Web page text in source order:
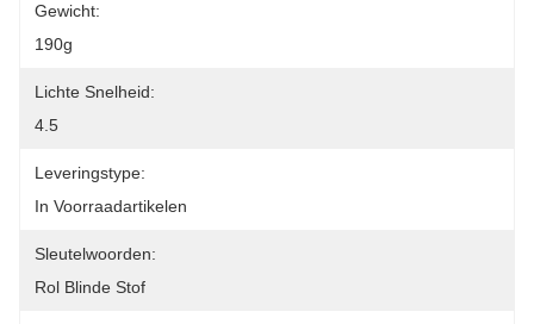
Gewicht:
190g
Lichte Snelheid:
4.5
Leveringstype:
In Voorraadartikelen
Sleutelwoorden:
Rol Blinde Stof